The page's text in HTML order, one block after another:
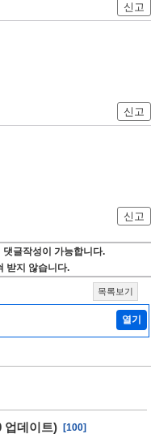
신고
신고
신고
댓글작성이 가능합니다.
받지 않습니다.
목록보기
열기
업데이트)
[100]